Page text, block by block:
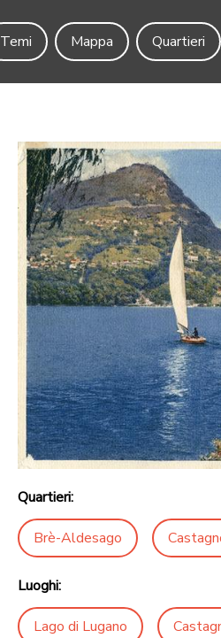
Temi
Mappa Quartieri
Quartieri:
Brè-Aldesago
Luoghi:
Lago di Lugano